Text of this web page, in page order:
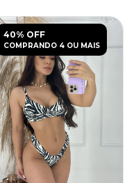
40% OFF
COMPRANDO 4 OU MAIS